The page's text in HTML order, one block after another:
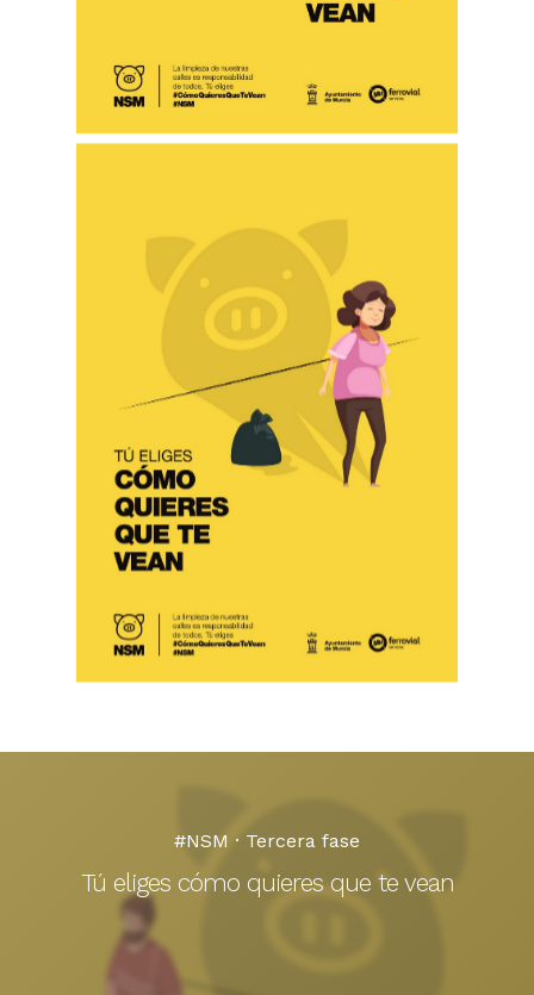
#NSM · Tercera fase
Tú eliges cómo quieres que te vean